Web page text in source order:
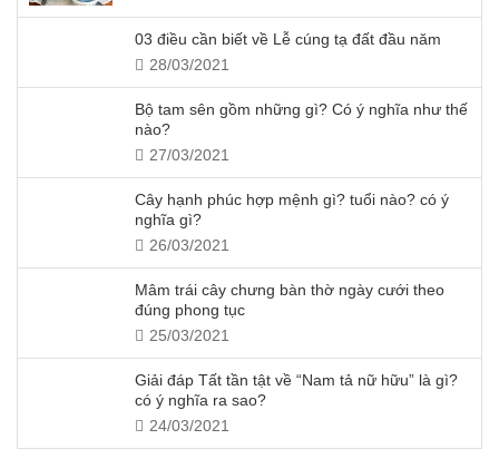
03 điều cần biết về Lễ cúng tạ đất đầu năm
28/03/2021
Bộ tam sên gồm những gì? Có ý nghĩa như thế
nào?
27/03/2021
Cây hạnh phúc hợp mệnh gì? tuổi nào? có ý
nghĩa gì?
26/03/2021
Mâm trái cây chưng bàn thờ ngày cưới theo
đúng phong tục
25/03/2021
Giải đáp Tất tần tật về “Nam tả nữ hữu” là gì?
có ý nghĩa ra sao?
24/03/2021